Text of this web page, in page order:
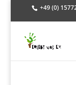
+49 (0)